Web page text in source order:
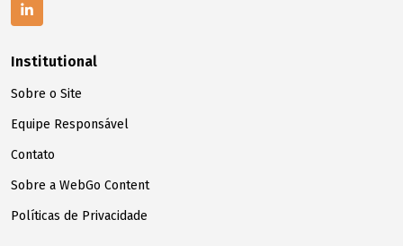
Institutional
Sobre o Site
Equipe Responsável
Contato
Sobre a WebGo Content
Políticas de Privacidade